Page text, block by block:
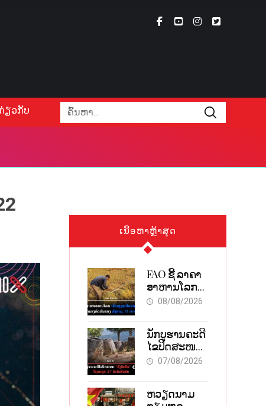
ຽວກັບ
ເນື້ອຫາຫຼ້າສຸດ
FAO ຊີ້ ລາຄາ
ອາຫານໂລກ
ພຸ່ງສູງສຸດໃນ
ຂອງສົງຄາມ,
El nino
08/08/2026
ນັກບູຮານຄະດີ
ໄຂປິດສະໜາ
“ທົ່ງໄຫຫີນ”
ໃນຫີນຍັກ
07/08/2026
ຫວຽດນາມ